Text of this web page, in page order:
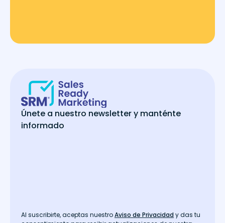
Únete a nuestro newsletter y manténte
informado
Al suscribirte, aceptas nuestroAviso de Privacidad y das tu